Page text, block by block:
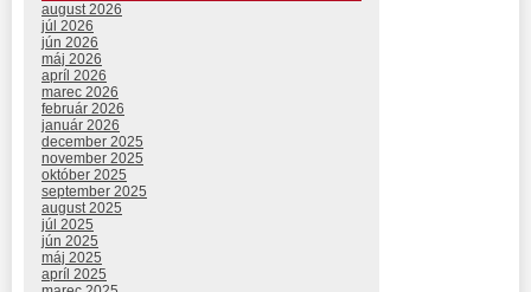
august 2026
júl 2026
jún 2026
máj 2026
apríl 2026
marec 2026
február 2026
január 2026
december 2025
november 2025
október 2025
september 2025
august 2025
júl 2025
jún 2025
máj 2025
apríl 2025